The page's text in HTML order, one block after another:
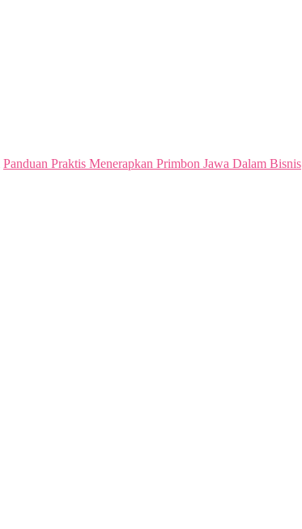
Panduan Praktis Menerapkan Primbon Jawa Dalam Bisnis